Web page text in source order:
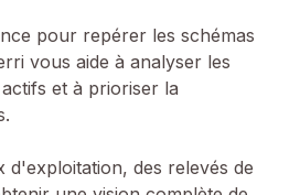
pour repérer les schémas
vous aide à analyser les
et à prioriser la
d'exploitation, des relevés de